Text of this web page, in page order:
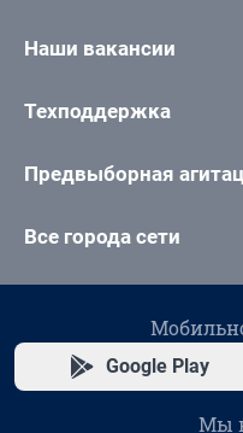
Наши вакансии
Техподдержка
Предвыборная
Все города сети
Google Play
Мы